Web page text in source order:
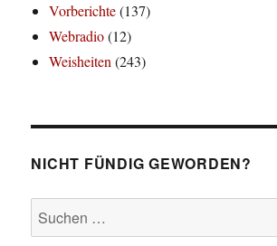
Vorberichte(137)
Webradio(12)
Weisheiten(243)
NICHT FÜNDIG GEWORDEN?
Suchen
nach: